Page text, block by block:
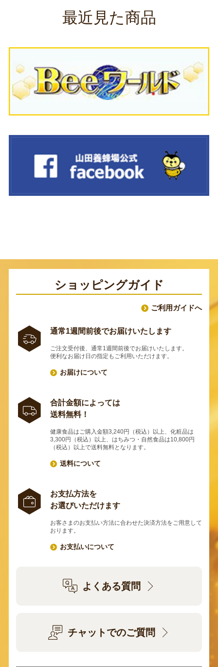
最近見た商品
ショッピングガイド
ご利用ガイドへ
通常1週間前後でお届けいたします
ご注文受付後、通常1週間前後でお届けいたします。
便利なお届け日の指定もご利用いただけます。
お届けについて
合計金額によっては
送料無料！
健康食品はご購入金額3,240円（税込）以上、化粧品は
3,300円（税込）以上、はちみつ・自然食品は10,800円
（税込）以上で送料無料となります。
送料について
お支払方法を
お選びいただけます
お客さまのお支払い方法に合わせた決済方法をご用意して
おります。
お支払いについて
よくある質問
チャットでのご質問